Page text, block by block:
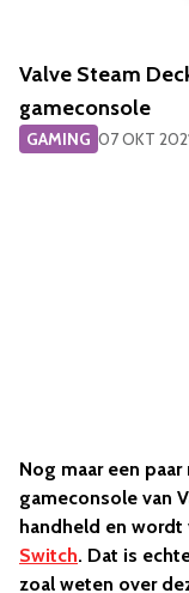
​Valve Steam
gameconsole
GAMING 07 OKT
Nog maar een
gameconsole van
handheld en wordt
Switch. Dat is
zoal weten over